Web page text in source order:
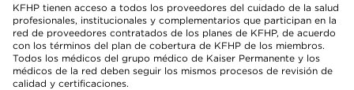
KFHP tienen acceso a todos los proveedores del cuidado de la salud
profesionales, institucionales y complementarios que participan en la
red de proveedores contratados de los planes de KFHP, de acuerdo
con los términos del plan de cobertura de KFHP de los miembros.
Todos los médicos del grupo médico de Kaiser Permanente y los
médicos de la red deben seguir los mismos procesos de revisión de
calidad y certificaciones.